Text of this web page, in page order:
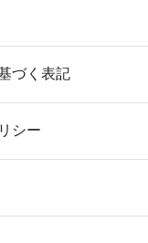
づく表記
シー